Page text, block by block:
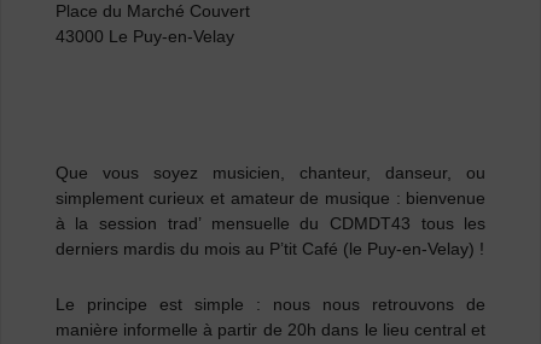
Place du Marché Couvert
43000 Le Puy-en-Velay
Que vous soyez musicien, chanteur, danseur, ou
simplement curieux et amateur de musique : bienvenue
à la session trad’ mensuelle du CDMDT43 tous les
derniers mardis du mois au P’tit Café (le Puy-en-Velay) !
Le principe est simple : nous nous retrouvons de
manière informelle à partir de 20h dans le lieu central et